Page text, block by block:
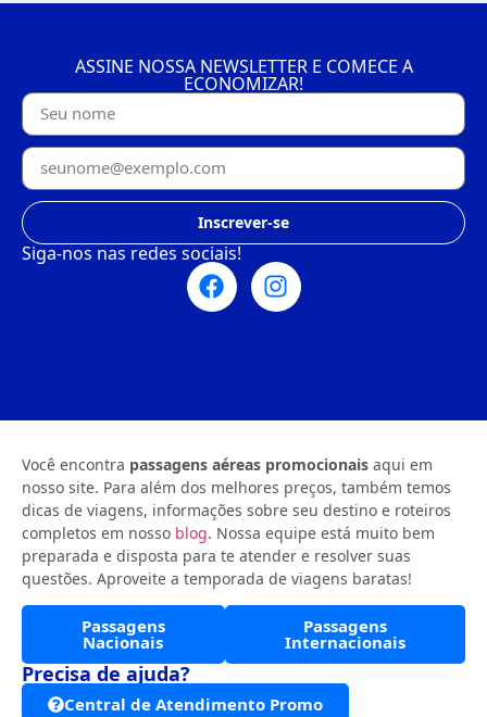
ASSINE NOSSA NEWSLETTER E COMECE A
ECONOMIZAR!
Inscrever-se
Siga-nos nas redes sociais!
Você encontra passagens aéreas promocionais aqui em
nosso site. Para além dos melhores preços, também temos
dicas de viagens, informações sobre seu destino e roteiros
completos em nosso blog. Nossa equipe está muito bem
preparada e disposta para te atender e resolver suas
questões. Aproveite a temporada de viagens baratas!
Passagens
Nacionais
Passagens
Internacionais
Precisa de ajuda?
Central de Atendimento Promo